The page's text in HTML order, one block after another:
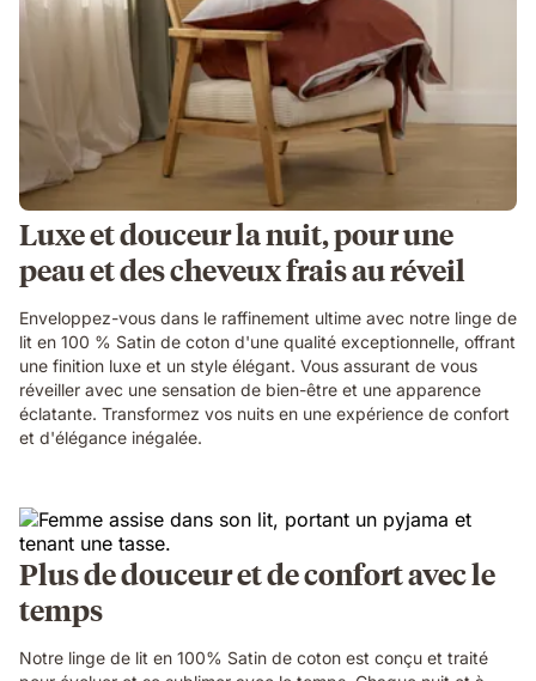
Luxe et douceur la nuit, pour une
peau et des cheveux frais au réveil
Enveloppez-vous dans le raffinement ultime avec notre linge de
lit en 100 % Satin de coton d'une qualité exceptionnelle, offrant
une finition luxe et un style élégant. Vous assurant de vous
réveiller avec une sensation de bien-être et une apparence
éclatante. Transformez vos nuits en une expérience de confort
et d'élégance inégalée.
Plus de douceur et de confort avec le
temps
Notre linge de lit en 100% Satin de coton est conçu et traité